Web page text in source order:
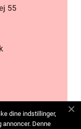
dine indstillinger,
Denne